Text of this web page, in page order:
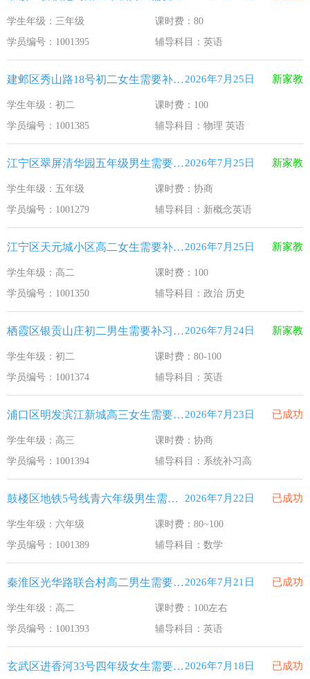
学生年级：三年级
课时费：80
学员编号：1001395
辅导科目：英语
建邺区秀山路18号初二女生需要补习物理 英语2026年7月25日 新家教
学生年级：初二
课时费：100
学员编号：1001385
辅导科目：物理 英语
江宁区翠屏清华园五年级男生需要补习新概念英语2026年7月25日 新家教
学生年级：五年级
课时费：协商
学员编号：1001279
辅导科目：新概念英语
江宁区天元城小区高二女生需要补习政治 历史2026年7月25日 新家教
学生年级：高二
课时费：100
学员编号：1001350
辅导科目：政治 历史
栖霞区银贡山庄初二男生需要补习英语2026年7月24日 新家教
学生年级：初二
课时费：80-100
学员编号：1001374
辅导科目：英语
浦口区明发滨江新城高三女生需要补习系统补习高2026年7月23日 已成功
学生年级：高三
课时费：协商
学员编号：1001394
辅导科目：系统补习高
鼓楼区地铁5号线青六年级男生需要补习数学 2026年7月22日 已成功
学生年级：六年级
课时费：80~100
学员编号：1001389
辅导科目：数学
秦淮区光华路联合村高二男生需要补习英语2026年7月21日 已成功
学生年级：高二
课时费：100左右
学员编号：1001393
辅导科目：英语
玄武区进香河33号四年级女生需要补习英语2026年7月18日 已成功